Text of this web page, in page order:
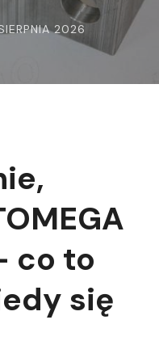
2026
co to
się